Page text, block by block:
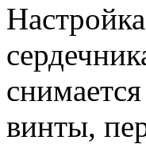
винты,